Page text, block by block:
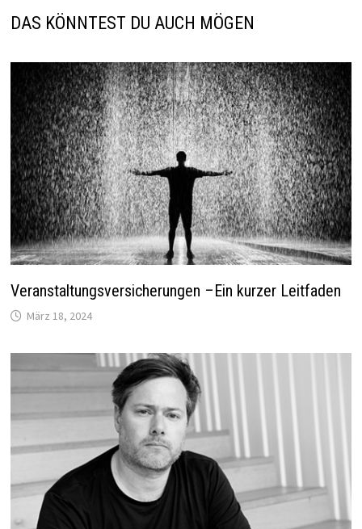
DAS KÖNNTEST DU AUCH MÖGEN
Veranstaltungsversicherungen –Ein kurzer Leitfaden
März 18, 2024